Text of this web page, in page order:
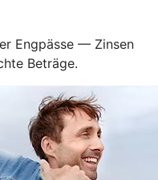
Engpässe — Zinsen
Beträge.